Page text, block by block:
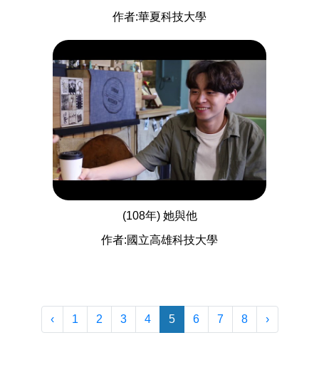
作者:華夏科技大學
(108年) 她與他
作者:國立高雄科技大學
‹ 1 2 3 4 5 6 7 8 ›